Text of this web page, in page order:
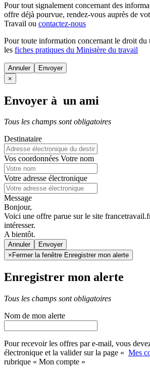
Pour tout signalement concernant des
offre déjà pourvue, rendez-vous auprès de
Travail ou contactez-nous
Pour toute information concernant le droit du
les fiches pratiques du Ministère du travail
Annuler
×
Envoyer à un ami
Tous les champs sont obligatoires
Destinataire
Vos coordonnées Votre nom
Votre adresse électronique
Message
Bonjour,
Voici une offre parue sur le site
intéresser.
A bientôt.
Annuler
× Fermer la fenêtre Enregistrer mon alerte
Enregistrer mon alerte
Tous les champs sont obligatoires
Nom de mon alerte
Pour recevoir les offres par e-mail, vous
électronique et la valider sur la page « Mes
rubrique « Mon compte »